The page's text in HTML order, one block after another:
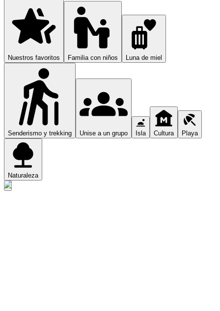
Nuestros favoritos Familia con niños Luna de miel
Senderismo y trekking Unise a un grupo Isla Cultura Playa
Naturaleza